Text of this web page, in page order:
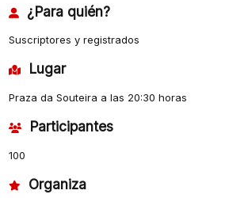
¿Para quién?
Suscriptores y registrados
Lugar
Praza da Souteira a las 20:30 horas
Participantes
100
Organiza